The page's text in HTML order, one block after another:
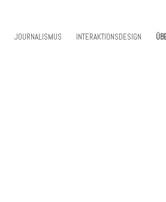
JOURNALISMUS INTERAKTIONSDESIGN